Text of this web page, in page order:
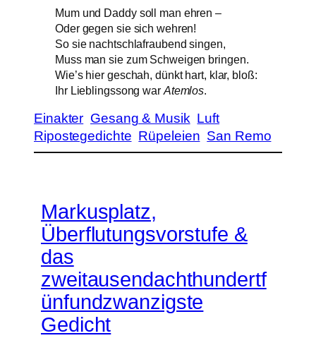
Mum und Daddy soll man ehren –
Oder gegen sie sich wehren!
So sie nachtschlafraubend singen,
Muss man sie zum Schweigen bringen.
Wie’s hier geschah, dünkt hart, klar, bloß:
Ihr Lieblingssong war Atemlos.
Einakter Gesang & Musik Luft
Ripostegedichte Rüpeleien San Remo
Markusplatz,
Überflutungsvorstufe &
das
zweitausendachthundertf
ünfundzwanzigste
Gedicht